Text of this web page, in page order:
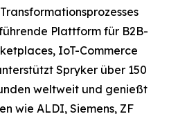
Plattform für B2B-
IoT-Commerce
Spryker über 150
weltweit und genießt
wie ALDI, Siemens, ZF